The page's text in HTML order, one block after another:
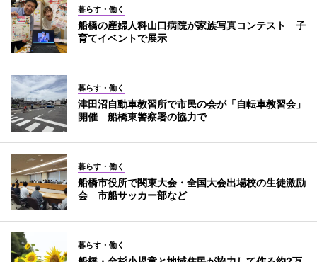
暮らす・働く
船橋の産婦人科山口病院が家族写真コンテスト 子
育てイベントで展示
暮らす・働く
津田沼自動車教習所で市民の会が「自転車教習会」
開催 船橋東警察署の協力で
暮らす・働く
船橋市役所で関東大会・全国大会出場校の生徒激励
会 市船サッカー部など
暮らす・働く